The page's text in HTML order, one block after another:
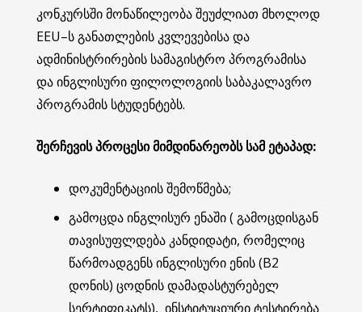
კონკურსში მონაწილეობა შეუძლიათ მხოლოდ
EEU–ს განათლების კვლევებისა და
ადმინისტრირების სამაგისტრო პროგრამისა
და ინგლისური ფილოლოგიის საბაკალავრო
პროგრამის სტუდენტებს.
შერჩევისპროცესიმიმდინარეობს სამეტაპად:
დოკუმენტაციის შემოწმება;
გამოცდა ინგლისურ ენაში ( გამოცდისგან
თავისუფლდება კანდიდატი, რომელიც
წარმოადგენს ინგლისური ენის (B2
დონის) ცოდნის დამადასტურებელ
სერტიფიკატს), ინსტიტუციური ტესტირება